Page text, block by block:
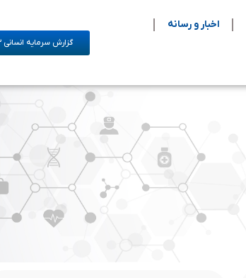
اخبار و رسانه
گزارش سرمایه انسانی ۱۴۰۳